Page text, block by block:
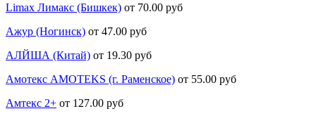
Limax Лимакс (Бишкек) от 70.00 руб
Ажур (Ногинск) от 47.00 руб
АЛЙША (Китай) от 19.30 руб
Амотекс AMOTEKS (г. Раменское) от 55.00 руб
Амтекс 2+ от 127.00 руб